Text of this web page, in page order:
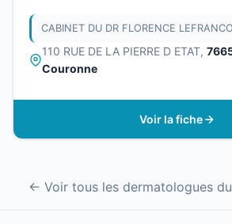
CABINET DU DR FLORENCE
110 RUE DE LA PIERRE D ETAT,
Couronne
Voir la fiche
← Voir tous les dermatologues